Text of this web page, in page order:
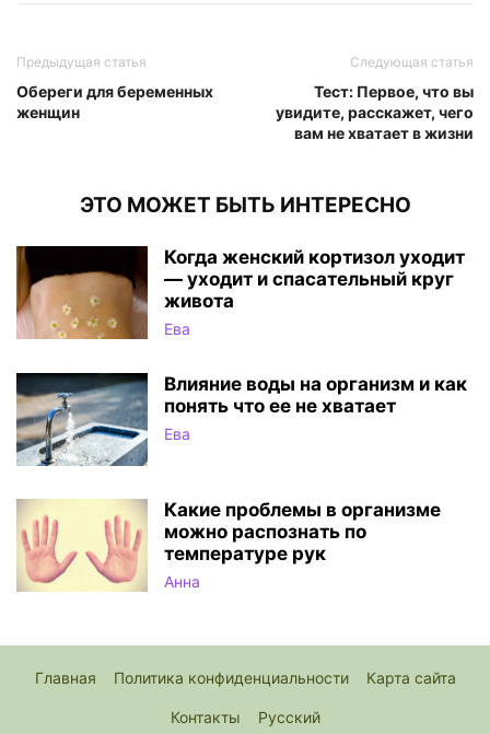
Предыдущая статья
Обереги для беременных
женщин
Следующая статья
Тест: Первое, что вы
увидите, расскажет, чего
вам не хватает в жизни
ЭТО МОЖЕТ БЫТЬ ИНТЕРЕСНО
Когда женский кортизол уходит
— уходит и спасательный круг
живота
Ева
Влияние воды на организм и как
понять что ее не хватает
Ева
Какие проблемы в организме
можно распознать по
температуре рук
Анна
Главная Политика конфиденциальности Карта сайта
Контакты Русский